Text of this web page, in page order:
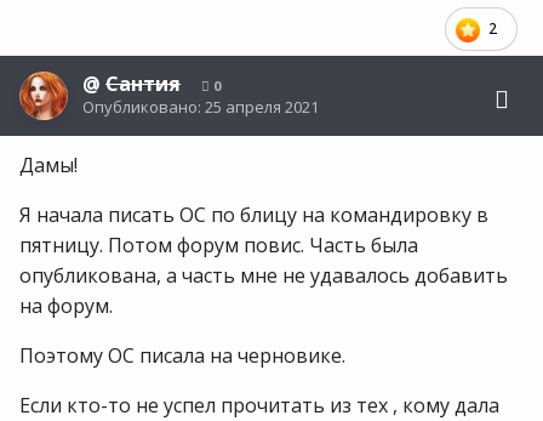
2
@ Сантия 0
Опубликовано: 25 апреля 2021
Дамы!
Я начала писать ОС по блицу на командировку в
пятницу. Потом форум повис. Часть была
опубликована, а часть мне не удавалось добавить
на форум.
Поэтому ОС писала на черновике.
Если кто-то не успел прочитать из тех , кому дала